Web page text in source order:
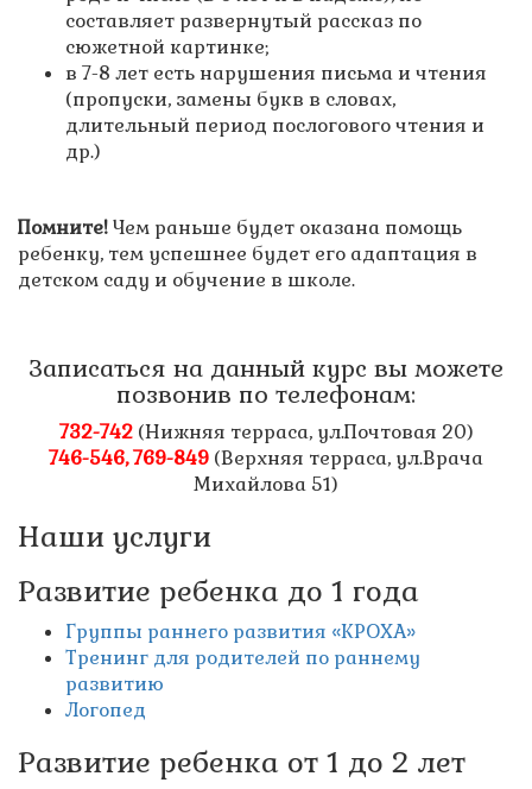
составляет развернутый рассказ по
сюжетной картинке;
в 7-8 лет есть нарушения письма и чтения
(пропуски, замены букв в словах,
длительный период послогового чтения и
др.)
Помните!Чем раньше будет оказана помощь
ребенку, тем успешнее будет его адаптация в
детском саду и обучение в школе.
Записаться на данный курс вы можете
позвонив по телефонам:
732-742(Нижняя терраса, ул.Почтовая 20)
746-546, 769-849 (Верхняя терраса, ул.Врача
Михайлова 51)
Наши услуги
Развитие ребенка до 1 года
Группы раннего развития «КРОХА»
Тренинг для родителей по раннему
развитию
Логопед
Развитие ребенка от 1 до 2 лет